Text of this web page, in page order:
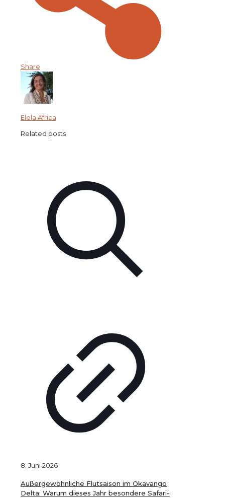
Share
Elela Africa
Related posts
8. Juni 2026
Außergewöhnliche Flutsaison im Okavango
Delta: Warum dieses Jahr besondere Safari-